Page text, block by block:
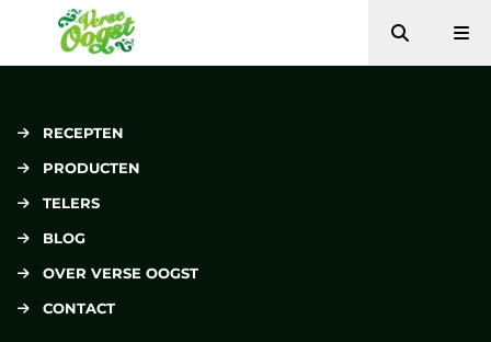
Verse Oogst
Zoeken
RECEPTEN
PRODUCTEN
TELERS
BLOG
OVER VERSE OOGST
CONTACT